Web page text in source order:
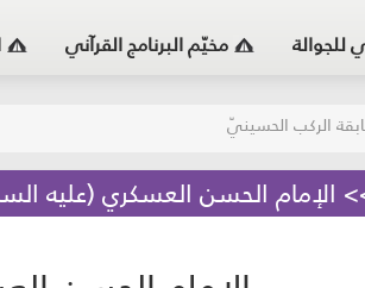
للجوالة مخيّم البرنامج القرآنيالركب الحسينيّ
على البيئة
الإمام الحسن العسكري (عليه